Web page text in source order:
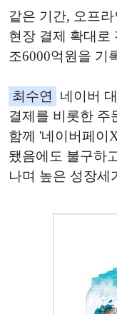
같은 기간, 오프
현장 결제 확대로
조6000억원을 기
최수연
네이버
결제를 비롯한 주
함께 '네이버페이
됐음에도 불구하
나며 높은 성장세